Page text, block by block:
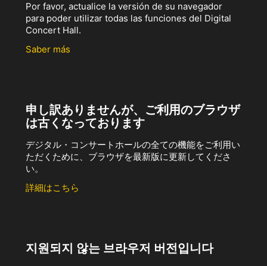
Por favor, actualice la versión de su navegador
para poder utilizar todas las funciones del Digital
Concert Hall.
Saber más
申し訳ありませんが、ご利用のブラウザ
は古くなっております
デジタル・コンサートホールの全ての機能をご利用い
ただくために、ブラウザを最新版に更新してくださ
い。
詳細はこちら
지원되지 않는 브라우저 버전입니다